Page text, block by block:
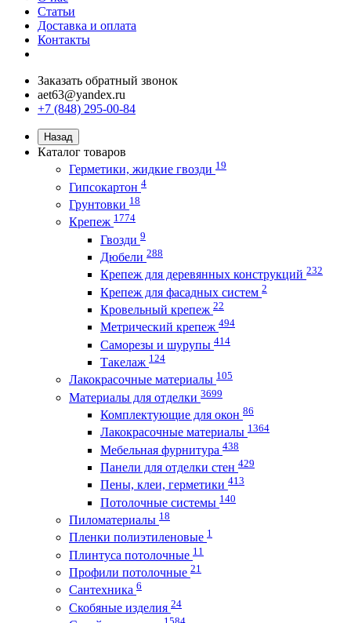
Статьи
Доставка и оплата
Контакты
Заказать обратный звонок
aet63@yandex.ru
+7 (848) 295-00-84
Назад
Каталог товаров
Герметики, жидкие гвозди 19
Гипсокартон 4
Грунтовки 18
Крепеж 1774
Гвозди 9
Дюбели 288
Крепеж для деревянных конструкций 232
Крепеж для фасадных систем 2
Кровельный крепеж 22
Метрический крепеж 494
Саморезы и шурупы 414
Такелаж 124
Лакокрасочные материалы 105
Материалы для отделки 3699
Комплектующие для окон 86
Лакокрасочные материалы 1364
Мебельная фурнитура 438
Панели для отделки стен 429
Пены, клеи, герметики 413
Потолочные системы 140
Пиломатериалы 18
Пленки полиэтиленовые 1
Плинтуса потолочные 11
Профили потолочные 21
Сантехника 6
Скобяные изделия 24